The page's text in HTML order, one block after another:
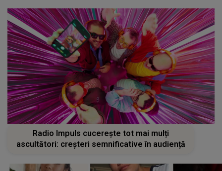
Radio Impuls cucerește tot mai mulți
ascultători: creșteri semnificative în audiență